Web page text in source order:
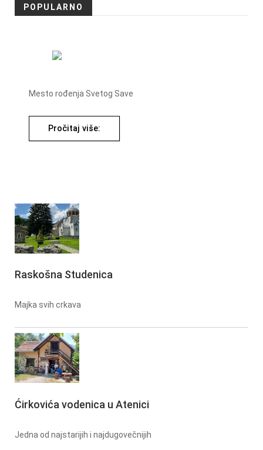
POPULARNO
Mesto rođenja Svetog Save
Pročitaj više:
Raskošna Studenica
Majka svih crkava
Ćirkovića vodenica u Atenici
Jedna od najstarijih i najdugovečnijih